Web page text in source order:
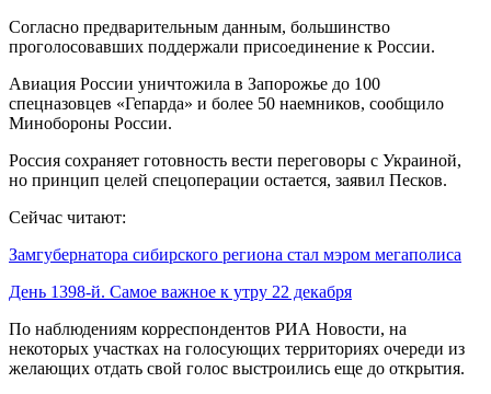
Согласно предварительным данным, большинство
проголосовавших поддержали присоединение к России.
Авиация России уничтожила в Запорожье до 100
спецназовцев «Гепарда» и более 50 наемников, сообщило
Минобороны России.
Россия сохраняет готовность вести переговоры с Украиной,
но принцип целей спецоперации остается, заявил Песков.
Сейчас читают:
Замгубернатора сибирского региона стал мэром мегаполиса
День 1398-й. Самое важное к утру 22 декабря
По наблюдениям корреспондентов РИА Новости, на
некоторых участках на голосующих территориях очереди из
желающих отдать свой голос выстроились еще до открытия.